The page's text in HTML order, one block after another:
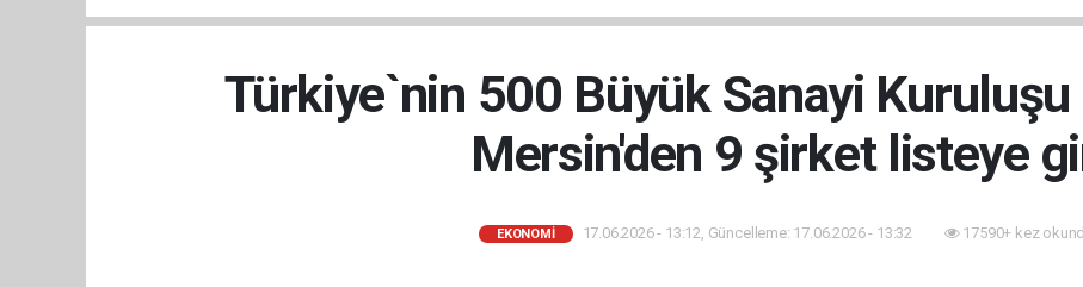
Türkiye`nin 500 Büyük Sanayi Kuruluşu
Mersin'den 9 şirket listeye
EKONOMI 17.06.2026 - 13:12, Güncelleme: 17.06.2026 - 13:32 17590+ kez